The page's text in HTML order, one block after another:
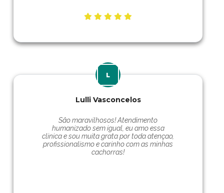
Lulli Vasconcelos
Såo maravilhosos! Atendimento
humanizado sem igual, eu amo essa
clinica e sou muita grata por toda atençao,
profissionalismo e carinho com as minhas
cachorras!